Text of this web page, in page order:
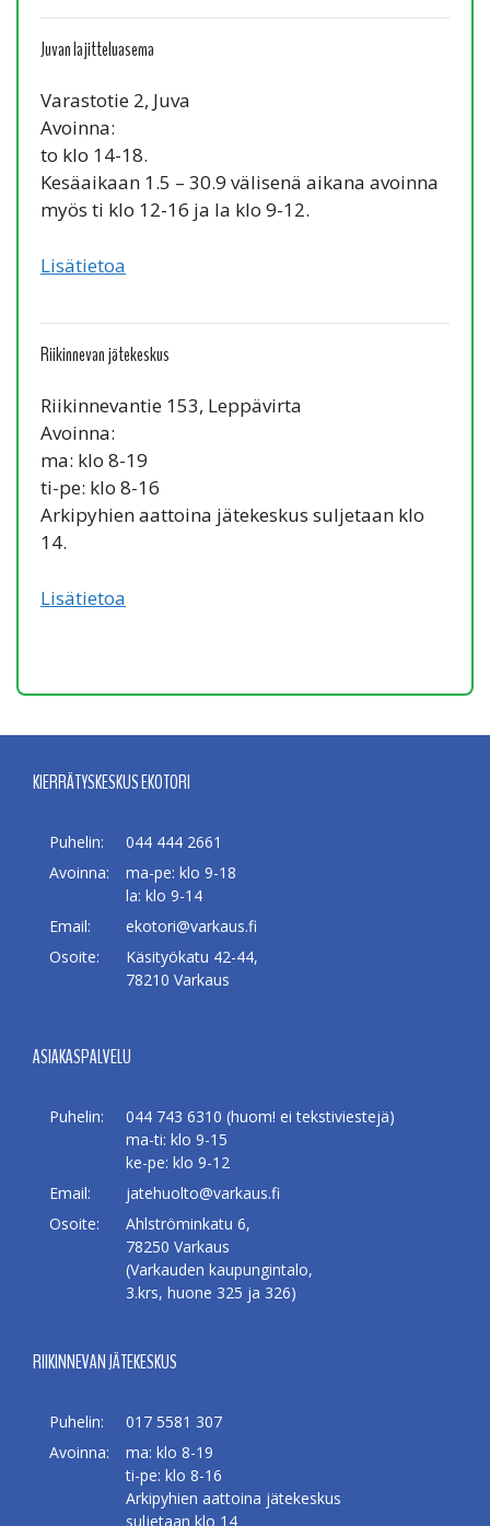
Juvan lajitteluasema
Varastotie 2, Juva
Avoinna:
to klo 14-18.
Kesäaikaan 1.5 – 30.9 välisenä aikana avoinna
myös ti klo 12-16 ja la klo 9-12.
Lisätietoa
Riikinnevan jätekeskus
Riikinnevantie 153, Leppävirta
Avoinna:
ma: klo 8-19
ti-pe: klo 8-16
Arkipyhien aattoina jätekeskus suljetaan klo
14.
Lisätietoa
KIERRÄTYSKESKUS EKOTORI
Puhelin:
044 444 2661
Avoinna:
ma-pe: klo 9-18
la: klo 9-14
Email:
ekotori@varkaus.fi
Osoite:
Käsityökatu 42-44,
78210 Varkaus
ASIAKASPALVELU
Puhelin:
044 743 6310 (huom! ei tekstiviestejä)
ma-ti: klo 9-15
ke-pe: klo 9-12
Email:
jatehuolto@varkaus.fi
Osoite:
Ahlströminkatu 6,
78250 Varkaus
(Varkauden kaupungintalo,
3.krs, huone 325 ja 326)
RIIKINNEVAN JÄTEKESKUS
Puhelin:
017 5581 307
Avoinna:
ma: klo 8-19
ti-pe: klo 8-16
Arkipyhien aattoina jätekeskus
suljetaan klo 14